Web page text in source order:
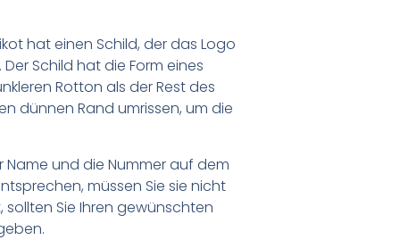
hat einen Schild, der das Logo
Schild hat die Form eines
Rotton als der Rest des
dünnen Rand umrissen, um die
Name und die Nummer auf dem
müssen Sie sie nicht
Sie Ihren gewünschten